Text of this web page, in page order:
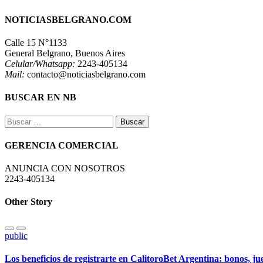
NOTICIASBELGRANO.COM
Calle 15 N°1133
General Belgrano, Buenos Aires
Celular/Whatsapp: 2243-405134
Mail: contacto@noticiasbelgrano.com
BUSCAR EN NB
Buscar:
GERENCIA COMERCIAL
ANUNCIA CON NOSOTROS
2243-405134
Other Story
public
Los beneficios de registrarte en CalitoroBet Argentina: bonos,